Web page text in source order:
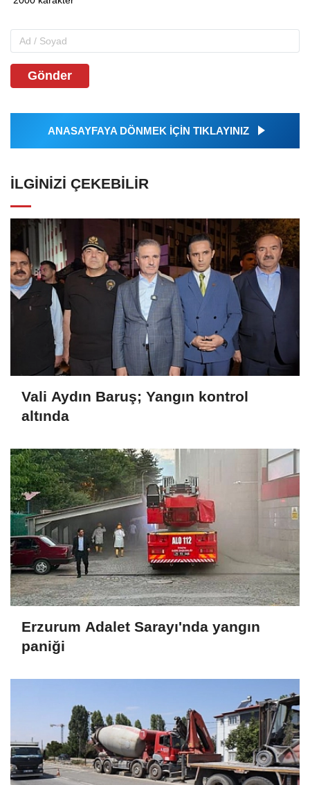
Gönder
ANASAYFAYA DÖNMEK İÇİN TIKLAYINIZ
İLGINIZI ÇEKEBILIR
Vali Aydın Baruş; Yangın kontrol
altında
Erzurum Adalet Sarayı'nda yangın
paniği